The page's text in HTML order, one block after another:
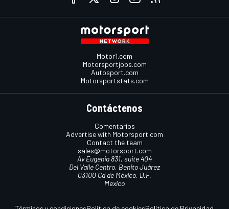
Motor1.com
Motorsportjobs.com
Autosport.com
Motorsportstats.com
Contáctenos
Comentarios
Advertise with Motorsport.com
Contact the team
sales@motorsport.com
Av Eugenia 831, suite 404
Del Valle Centro, Benito Juárez
03100 Cd de México, D.F.
Mexico